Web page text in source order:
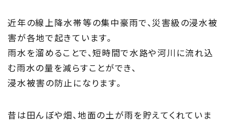
近年の線上降水帯等の集中豪雨で、災害級の浸水被
害が各地で起きています。
雨水を溜めることで、短時間で水路や河川に流れ込
む雨水の量を減らすことができ、
浸水被害の防止になります。
昔は田んぼや畑、地面の土が雨を貯えてくれていま